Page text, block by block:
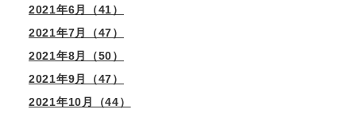
2021年6月（41）
2021年7月（47）
2021年8月（50）
2021年9月（47）
2021年10月（44）